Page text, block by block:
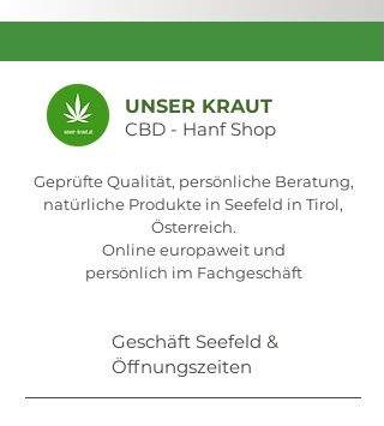
UNSER KRAUT
CBD - Hanf Shop
Geprüfte Qualität, persönliche Beratung,
natürliche Produkte in Seefeld in Tirol,
Österreich.
Online europaweit und
persönlich im Fachgeschäft
Geschäft Seefeld &
Öffnungszeiten